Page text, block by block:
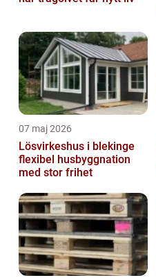
07 maj 2026
Lösvirkeshus i blekinge
flexibel husbyggnation
med stor frihet